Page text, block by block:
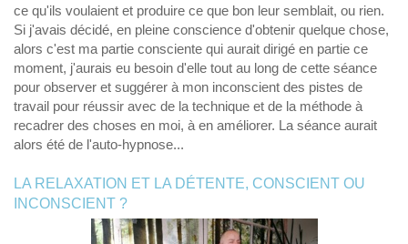
ce qu'ils voulaient et produire ce que bon leur semblait, ou rien.
Si j'avais décidé, en pleine conscience d'obtenir quelque chose,
alors c'est ma partie consciente qui aurait dirigé en partie ce
moment, j'aurais eu besoin d'elle tout au long de cette séance
pour observer et suggérer à mon inconscient des pistes de
travail pour réussir avec de la technique et de la méthode à
recadrer des choses en moi, à en améliorer. La séance aurait
alors été de l'auto-hypnose...
LA RELAXATION ET LA DÉTENTE, CONSCIENT OU
INCONSCIENT ?